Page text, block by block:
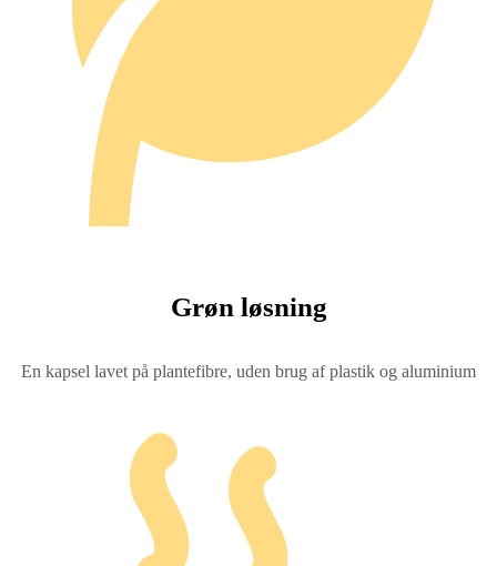
Grøn løsning
En kapsel lavet på plantefibre, uden brug af plastik og aluminium